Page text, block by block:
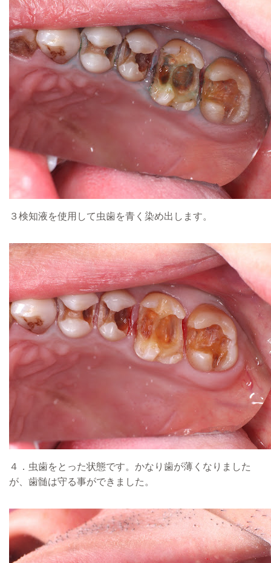
３検知液を使用して虫歯を青く染め出します。
４．虫歯をとった状態です。かなり歯が薄くなりました
が、歯髄は守る事ができました。